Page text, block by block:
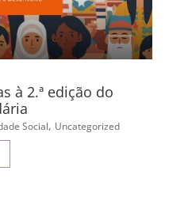
à 2.ª edição do
Social, Uncategorized